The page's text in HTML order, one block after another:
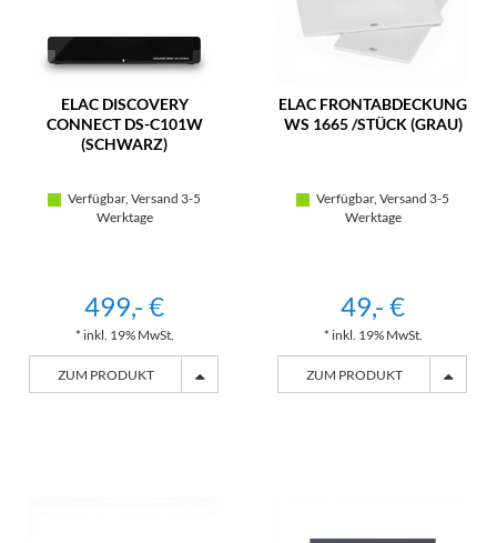
ELAC DISCOVERY
CONNECT DS-C101W
(SCHWARZ)
Verfügbar, Versand 3-5
Werktage
499,- €
* inkl. 19% MwSt.
ZUM PRODUKT
ELAC FRONTABDECKUNG
WS 1665 /STÜCK (GRAU)
Verfügbar, Versand 3-5
Werktage
49,- €
* inkl. 19% MwSt.
ZUM PRODUKT